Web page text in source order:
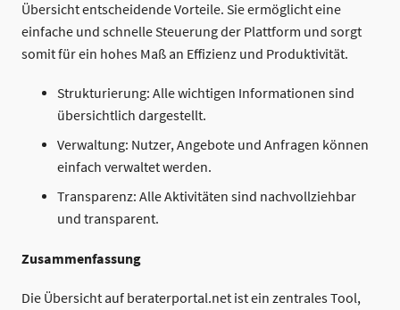
Übersicht entscheidende Vorteile. Sie ermöglicht eine
einfache und schnelle Steuerung der Plattform und sorgt
somit für ein hohes Maß an Effizienz und Produktivität.
Strukturierung: Alle wichtigen Informationen sind
übersichtlich dargestellt.
Verwaltung: Nutzer, Angebote und Anfragen können
einfach verwaltet werden.
Transparenz: Alle Aktivitäten sind nachvollziehbar
und transparent.
Zusammenfassung
Die Übersicht auf beraterportal.net ist ein zentrales Tool,